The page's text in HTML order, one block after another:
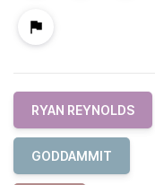
RYAN REYNOLDS
GODDAMMIT